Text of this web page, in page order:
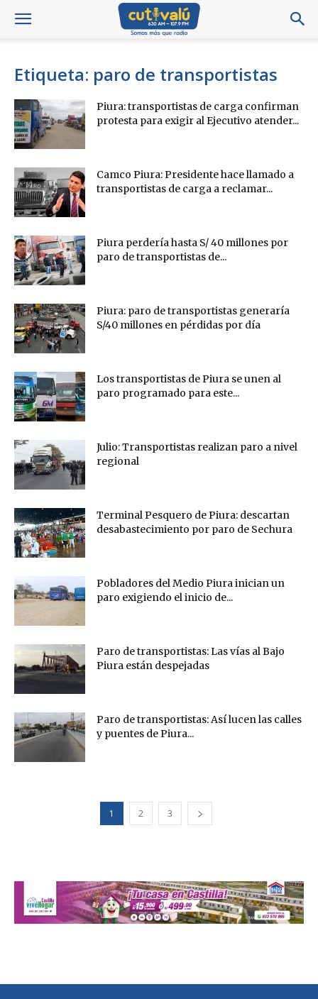
Etiqueta: paro de transportistas
Piura: transportistas de carga confirman
protesta para exigir al Ejecutivo atender...
Camco Piura: Presidente hace llamado a
transportistas de carga a reclamar...
Piura perdería hasta S/ 40 millones por
paro de transportistas de...
Piura: paro de transportistas generaría
S/40 millones en pérdidas por día
Los transportistas de Piura se unen al
paro programado para este...
Julio: Transportistas realizan paro a nivel
regional
Terminal Pesquero de Piura: descartan
desabastecimiento por paro de Sechura
Pobladores del Medio Piura inician un
paro exigiendo el inicio de...
Paro de transportistas: Las vías al Bajo
Piura están despejadas
Paro de transportistas: Así lucen las calles
y puentes de Piura...
1 2 3